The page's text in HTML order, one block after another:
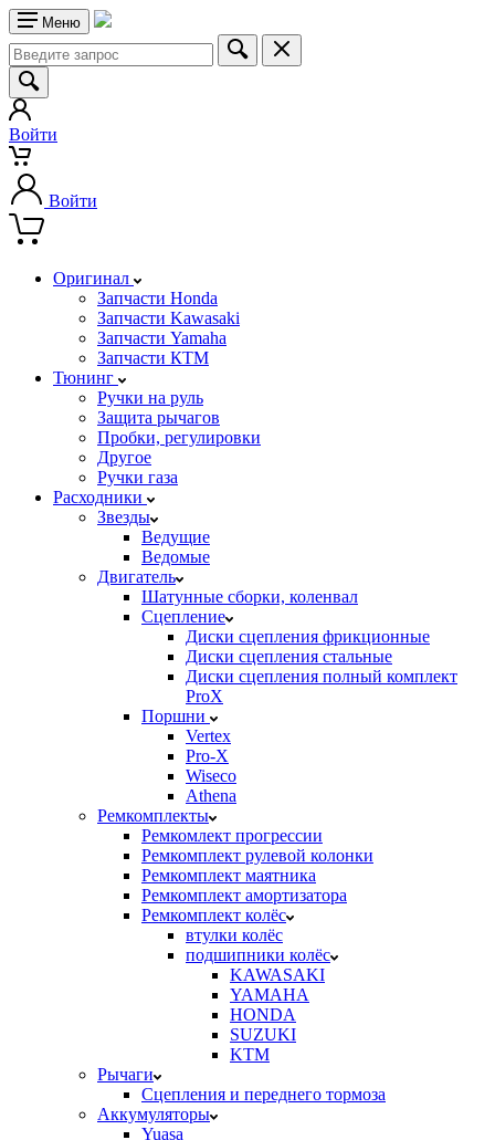
Меню
Войти
Войти
Оригинал
Запчасти Honda
Запчасти Kawasaki
Запчасти Yamaha
Запчасти КТМ
Тюнинг
Ручки на руль
Защита рычагов
Пробки, регулировки
Другое
Ручки газа
Расходники
Звезды
Ведущие
Ведомые
Двигатель
Шатунные сборки, коленвал
Сцепление
Диски сцепления фрикционные
Диски сцепления стальные
Диски сцепления полный комплект
ProX
Поршни
Vertex
Pro-X
Wiseco
Athena
Ремкомплекты
Ремкомлект прогрессии
Ремкомплект рулевой колонки
Ремкомплект маятника
Ремкомплект амортизатора
Ремкомплект колёс
втулки колёс
подшипники колёс
KAWASAKI
YAMAHA
HONDA
SUZUKI
KTM
Рычаги
Сцепления и переднего тормоза
Аккумуляторы
Yuasa